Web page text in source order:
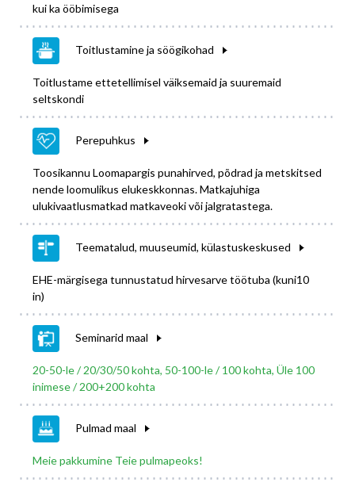
kui ka ööbimisega
Toitlustamine ja söögikohad
Toitlustame ettetellimisel väiksemaid ja suuremaid
seltskondi
Perepuhkus
Toosikannu Loomapargis punahirved, põdrad ja metskitsed
nende loomulikus elukeskkonnas. Matkajuhiga
ulukivaatlusmatkad matkaveoki või jalgratastega.
Teematalud, muuseumid, külastuskeskused
EHE-märgisega tunnustatud hirvesarve töötuba (kuni10
in)
Seminarid maal
20-50-le / 20/30/50 kohta, 50-100-le / 100 kohta, Üle 100
inimese / 200+200 kohta
Pulmad maal
Meie pakkumine Teie pulmapeoks!